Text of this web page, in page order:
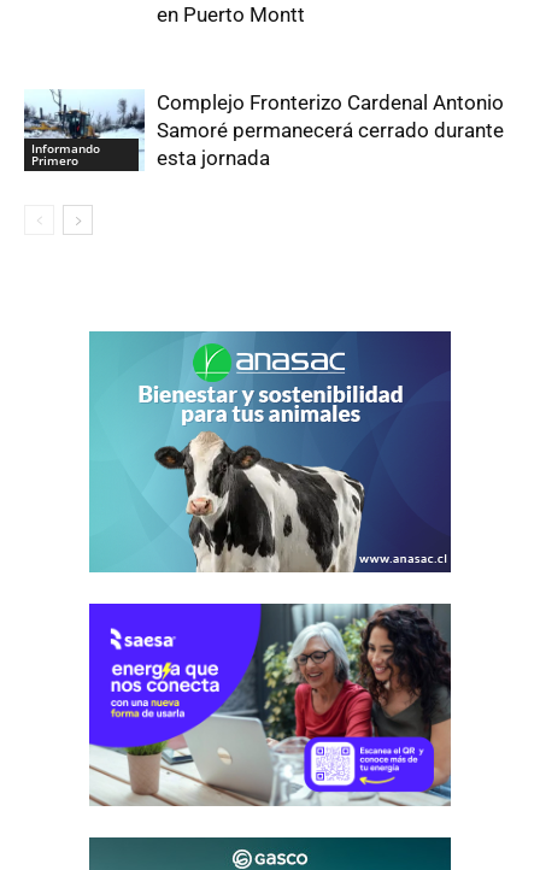
en Puerto Montt
Informando
Primero
Complejo Fronterizo Cardenal Antonio
Samoré permanecerá cerrado durante
esta jornada